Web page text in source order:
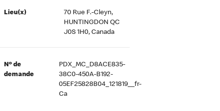
Lieu(x)
70 Rue F.-Cleyn,
HUNTINGDON QC
J0S 1H0, Canada
Nº de
demande
PDX_MC_D8ACE835-
38C0-450A-B192-
05EF25828B04_121819__fr-
Ca